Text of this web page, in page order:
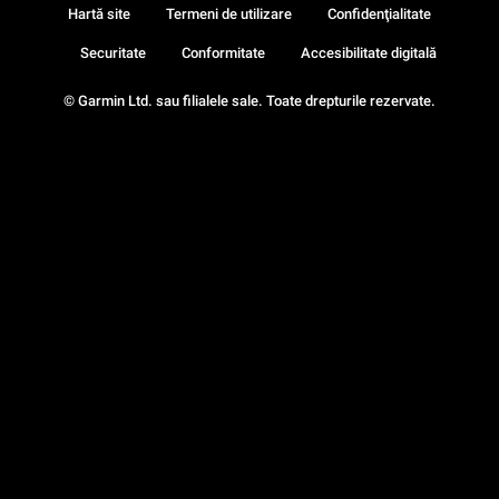
© Garmin Ltd. sau filialele sale. Toate drepturile rezervate.
Hartă site Termeni de utilizare Confidenţialitate
Securitate Conformitate Accesibilitate digitală